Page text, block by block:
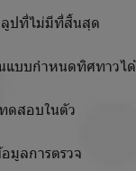
ที่ไม่มีที่สิ้นสุด
บกำหนดทิศทาวได้
สอบในตัว
ลการตรวจ